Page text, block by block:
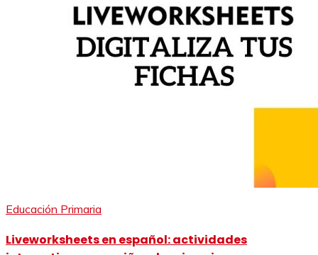
Educación Primaria
Liveworksheets en español: actividades